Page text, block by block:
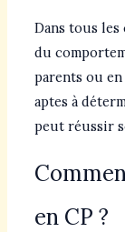
Dans tous
du
parents ou en
aptes à
peut réussir
en CP ?